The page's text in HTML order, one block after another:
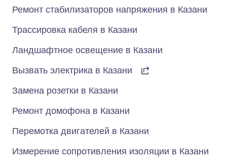
Ремонт стабилизаторов напряжения в Казани
Трассировка кабеля в Казани
Ландшафтное освещение в Казани
Вызвать электрика в Казани
Замена розетки в Казани
Ремонт домофона в Казани
Перемотка двигателей в Казани
Измерение сопротивления изоляции в Казани